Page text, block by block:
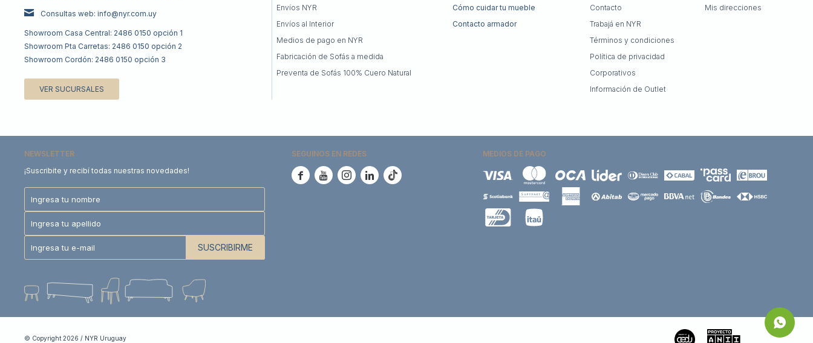
Consultas web: info@nyr.com.uy
Showroom Casa Central: 2486 0150 opción 1
Showroom Pta Carretas: 2486 0150 opción 2
Showroom Cordón: 2486 0150 opción 3
VER SUCURSALES
Cómo cuidar tu mueble
Contacto armador
Contacto
Trabajá en NYR
Términos y condiciones
Política de privacidad
Corporativos
Información de Outlet
Envíos NYR
Envíos al Interior
Medios de pago en NYR
Fabricación de Sofás a medida
Preventa de Sofás 100% Cuero Natural
Mis direcciones
NEWSLETTER
¡Suscribite y recibí todas nuestras novedades!
SUSCRIBIRME
SEGUINOS EN REDES
    
MEDIOS DE PAGO
© Copyright 2026 / NYR Uruguay